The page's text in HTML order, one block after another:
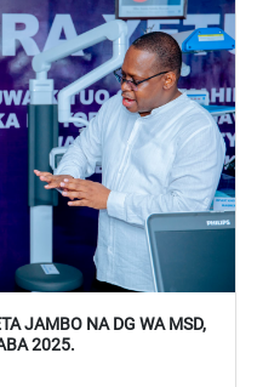
JAMBO NA DG WA MSD,
2025.